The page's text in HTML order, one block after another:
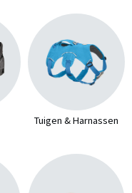
Tuigen & Harnassen